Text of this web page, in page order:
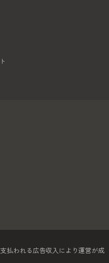
払われる広告収入により運営が成